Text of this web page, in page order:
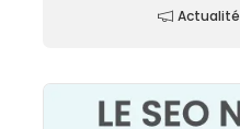
Actualité